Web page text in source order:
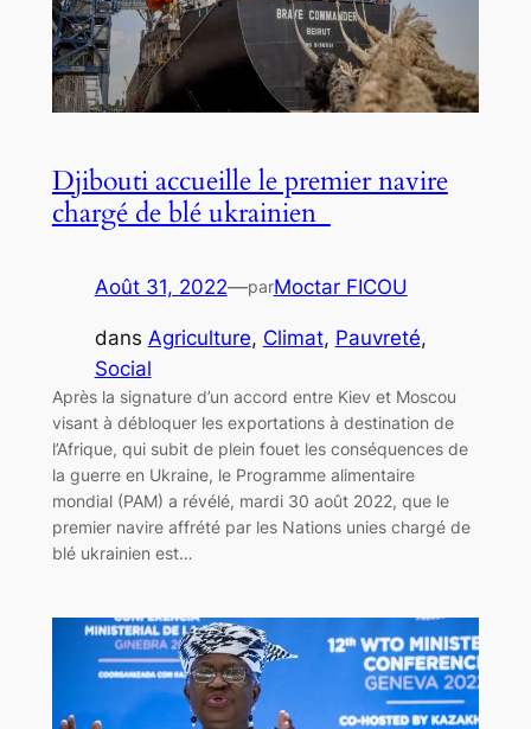
Djibouti accueille le premier navire
chargé de blé ukrainien
Août 31, 2022—parMoctar FICOU
dans Agriculture, Climat, Pauvreté
Social
Après la signature d’un accord entre Kiev et Moscou
visant à débloquer les exportations à destination de
l’Afrique, qui subit de plein fouet les conséquences de
la guerre en Ukraine, le Programme alimentaire
mondial (PAM) a révélé, mardi 30 août 2022, que le
premier navire affrété par les Nations unies chargé de
blé ukrainien est…